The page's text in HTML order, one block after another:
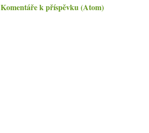
Komentáře k příspěvku (Atom)